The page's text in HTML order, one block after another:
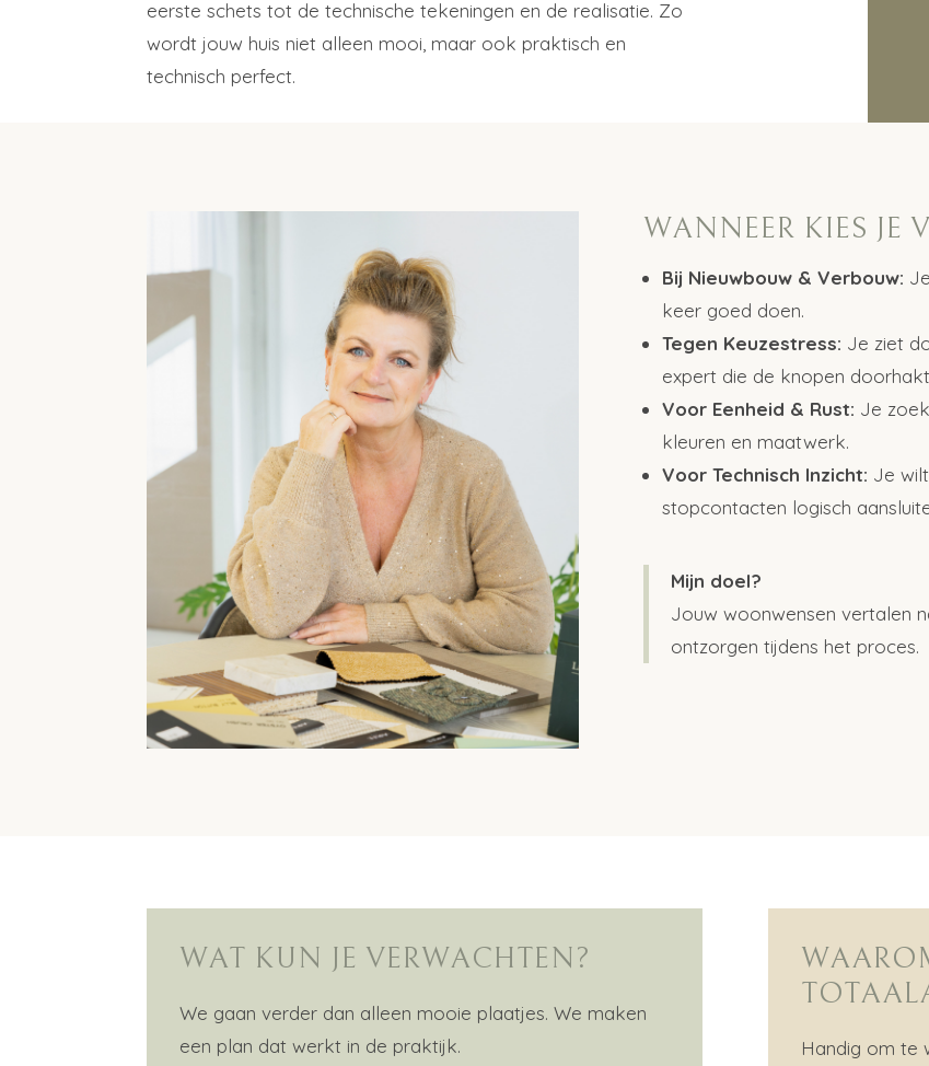
eerste schets tot de technische tekeningen en de realisatie. Zo
wordt jouw huis niet alleen mooi, maar ook praktisch en
technisch perfect.
WANNEER KIES JE
Bij Nieuwbouw & Verbouw:
keer goed doen.
Tegen Keuzestress: Je ziet
expert die de knopen
Voor Eenheid & Rust: Je
kleuren en maatwerk.
Voor Technisch Inzicht: Je
stopcontacten logisch
Mijn doel?
Jouw woonwensen vertalen
ontzorgen tijdens het proces.
WAT KUN JE VERWACHTEN?
We gaan verder dan alleen mooie plaatjes. We maken
een plan dat werkt in de praktijk.
Handig om te